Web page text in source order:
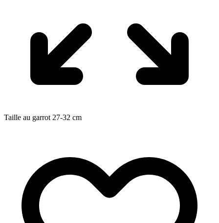
Taille au garrot 27-32 cm